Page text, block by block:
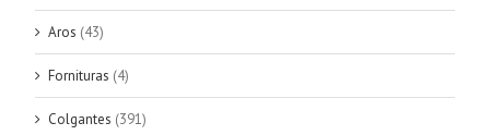
Aros (43)
Fornituras (4)
Colgantes (391)